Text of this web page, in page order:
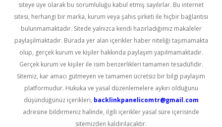
siteye üye olarak bu sorumluluğu kabul etmiş sayılırlar. Bu internet
sitesi, herhangi bir marka, kurum veya şahıs şirketi ile hiçbir bağlantısı
bulunmamaktadır. Sitede yalnızca kendi hazırladığımız makaleler
paylaşılmaktadır. Burada yer alan içerikler haber niteliği taşımamakta
olup, gerçek kurum ve kişiler hakkında paylaşım yapılmamaktadır.
Gerçek kurum ve kişiler ile isim benzerlikleri tamamen tesadüfidir.
Sitemiz, kar amacı gütmeyen ve tamamen ücretsiz bir bilgi paylaşım
platformudur. Hukuka ve yasal düzenlemelere aykırı olduğunu
düşündüğünüz içerikleri, backlinkpanelicomtr@gmail.com
adresine bildirmeniz halinde, ilgili içerikler yasal süre içerisinde
sitemizden kaldırılacaktır.